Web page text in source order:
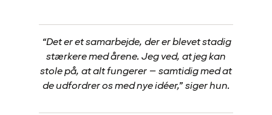
“Det er et samarbejde, der er blevet stadig
stærkere med årene. Jeg ved, at jeg kan
stole på, at alt fungerer – samtidig med at
de udfordrer os med nye idéer,” siger hun.